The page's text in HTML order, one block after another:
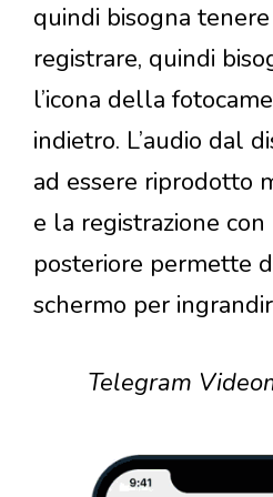
quindi bisogna
registrare, quindi
l’icona della
indietro. L’audio dal
ad essere riprodotto
e la registrazione
posteriore permette
schermo per
Telegram